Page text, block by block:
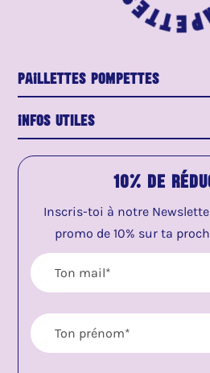
PaIllettes Pompettes
Infos utiles
10% de
Inscris-toi à notre
promo de 10% sur ta